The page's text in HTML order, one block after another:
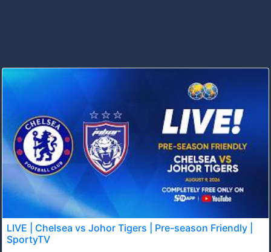
LIVE | Chelsea vs Johor Tigers | Pre-season Friendly |
SportyTV